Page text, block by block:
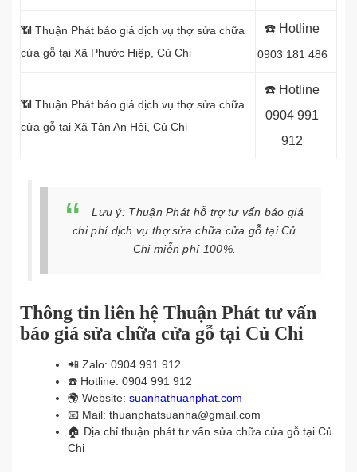
📶 Thuận Phát báo giá dịch vụ thợ sửa chữa
cửa gỗ tại Xã Phước Hiệp, Củ Chi
☎️ Hotline
0903 181 486
📶 Thuận Phát báo giá dịch vụ thợ sửa chữa
cửa gỗ tại Xã Tân An Hội, Củ Chi
☎️ Hotline
0904 991
912
Lưu ý: Thuận Phát hỗ trợ tư vấn báo giá
chi phí dịch vụ thợ sửa chữa cửa gỗ tại Củ
Chi miễn phí 100%.
Thông tin liên hệ Thuận Phát tư vấn
báo giá sửa chữa cửa gỗ tại Củ Chi
📲 Zalo: 0904 991 912
☎️ Hotline: 0904 991 912
🌍 Website: suanhathuanphat.com
📧 Mail: thuanphatsuanha@gmail.com
🏠 Địa chỉ thuận phát tư vấn sửa chữa cửa gỗ tại Củ
Chi